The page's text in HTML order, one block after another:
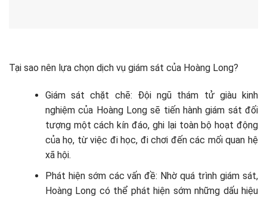
Tại sao nên lựa chọn dịch vụ giám sát của Hoàng Long?
Giám sát chặt chẽ: Đội ngũ thám tử giàu kinh
nghiệm của Hoàng Long sẽ tiến hành giám sát đối
tượng một cách kín đáo, ghi lại toàn bộ hoạt động
của họ, từ việc đi học, đi chơi đến các mối quan hệ
xã hội.
Phát hiện sớm các vấn đề: Nhờ quá trình giám sát,
Hoàng Long có thể phát hiện sớm những dấu hiệu